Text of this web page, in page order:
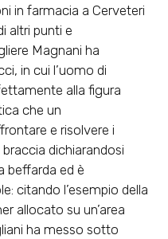
in farmacia a Cerveteri
altri punti e
Magnani ha
in cui l’uomo di
alla figura
che un
e risolvere i
dichiarandosi
beffarda ed è
citando l’esempio della
allocato su un’area
ha messo sotto